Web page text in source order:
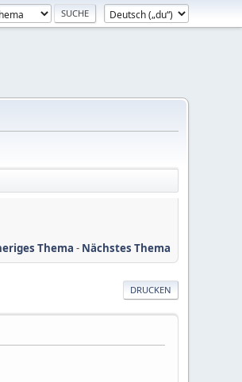
Thema - Nächstes Thema
DRUCKEN